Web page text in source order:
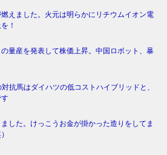
えました。火元は明らかにリチウムイオン電
！
量産を発表して株価上昇。中国ロボット、暴
抗馬はダイハツの低コストハイブリッドと、
した。けっこうお金が掛かった造りをしてま